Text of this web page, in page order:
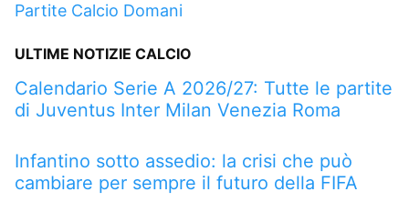
Partite Calcio Domani
ULTIME NOTIZIE CALCIO
Calendario Serie A 2026/27: Tutte le partite
di Juventus Inter Milan Venezia Roma
Infantino sotto assedio: la crisi che può
cambiare per sempre il futuro della FIFA